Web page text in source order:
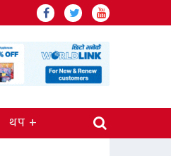
थप